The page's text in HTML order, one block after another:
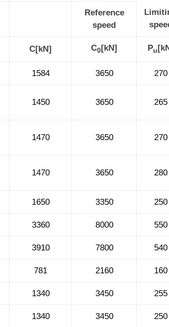
Reference
speed
C[kN] C0[kN] Pu
1584 3650 270
1450 3650 265
1470 3650 270
1470 3650 280
1650 3350 250
3360 8000 550
3910 7800 540
781 2160 160
1340 3450 255
1340 3450 250